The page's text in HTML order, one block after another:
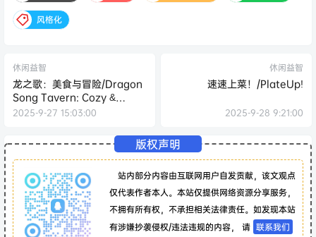
风格化
休闲益智
龙之歌：美食与冒险/Dragon
Song Tavern: Cozy &
Adventurous
2025-9-27 15:03:00
休闲益智
速速上菜！/PlateUp!
2025-9-28 9:21:00
版权声明
站内部分内容由互联网用户自发贡献，该文观点
仅代表作者本人。本站仅提供网络资源分享服务，
不拥有所有权，不承担相关法律责任。如发现本站
有涉嫌抄袭侵权/违法违规的内容， 请 联系我们